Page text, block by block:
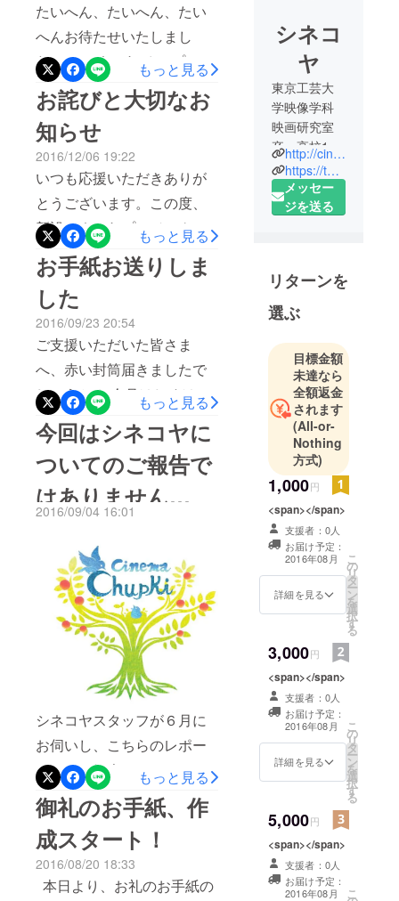
たいへん、たいへん、たい
へんお待たせいたしまし
た！！ シネコヤ オープン
日、決定いたしました！！
3月としておりましたが、作
品調整の都合上、少し遅ら
せることにいたしました。
最初にお届けする作品は、
大切にしたい。ひとつひと
つの作品を大切にお届けし
ていきたいです。 みんなに
喜んでもらえますように。
ついにシネコヤオープンで
す オープニング作品は近日
公開！！年間パスポート・
ファンクラブの先行受付開
始いたします！！ シネコヤ
HPもリニューアルいたしま
した。ぜひご覧くださ
い！！ http://cinekoya.com
もっと見る
お詫びと大切なお
知らせ
2016/12/06 19:22
いつも応援いただきありが
とうございます。この度、
新設シネコヤプロジェクト
の、パンフレットに記載し
ておりましたスケジュール
に関しまして、11月オープ
ンを目指して進めておりま
したが、当初のスケジュー
ルを改めさせていただくこ
とにいたしました。ご報告
が大変遅くなりましたこ
と、また、楽しみにしてく
ださっていた皆様には、心
よりお詫び申し上げます。
お待たせいたしましたが、
ついに、3月オープン決定い
たしました！！新たなスケ
ジュールとしまして、以下
の予定で進めさせていただ
きます。・12月 着工・解
体工事・1月 防音工事・1
月・2月 内装工事・3月オー
プンこれまでなかなかハッ
キリとしたご報告ができ
ず、大変ご心配おかけいた
しました。この数カ月でい
ろいろなハードルがありな
がらも、一歩一歩進めてお
もっと見る
お手紙お送りしま
した
2016/09/23 20:54
ご支援いただいた皆さま
へ、赤い封筒届きましたで
しょうか？ 今月はじめはお
礼のお手紙をみんなで書い
たり、貼ったりと、ペンだ
こを作りながら（小学生以
来の（笑））心をこめて一
文ですが、手書きで書きま
した。一緒に同封した
「シードペーパー」も、シ
ネコヤと共に育てていただ
ければ幸いです。お手紙を
書くというのはとても素敵
なことだな、と思いまし
た。お名前を見て、顔を思
い出しながら、一文、心に
ある言葉を書きとめる。そ
んな尊い時間をいただきま
した。ご支援いただきまし
た皆さまへ、心より、お礼
申し上げます。 もし、万が
一届いていないよ、という
方がいらっしゃいました
もっと見る
今回はシネコヤに
ついてのご報告で
はありません
2016/09/04 16:01
シネコヤスタッフが６月に
お伺いし、こちらのレポー
トでもご紹介させて頂いた
CINEMA Chupki
TABATA（シネマ・チュプ
キ・タバタ） このチュプキ
が、先日９月１日、ついに
オープンを迎えました！お
もっと見る
御礼のお手紙、作
成スタート！
2016/08/20 18:33
本日より、お礼のお手紙の
シネコ
ヤ
東京工芸大
学映像学科
映画研究室
卒。高校1年
生～大学生
まで、「フ
ジサワ中
務。
2009年より
シネコヤの
構想をス
タート。
NPO法人内
のボランタ
リー事業と
して、法人
事務所脇の
物置スペー
スをお掃除
して、無料
の上映会等
を企画。し
かし2013年
春、その
NPO法人事
にあい、そ
れをきっか
けに独立、
街の映画館
づくり「シ
ネコヤ」と
して本格的
じめる。現
在は、鵠沼
海岸のレン
タルスペー
ス「アイ
http://cinekoya.com
https://twitter.com/cinekoya
メッセー
ジを送る
リターンを
選ぶ
目標金額
未達なら
全額返金
されます
(All-or-
Nothing
方式)
1,000円
<span></span>
支援者：0人
お届け予定：
2016年08月
詳細を見る
こ
の
リ
タ
ー
ン
を
選
択
す
る
3,000円
<span></span>
支援者：0人
お届け予定：
2016年08月
詳細を見る
こ
の
リ
タ
ー
ン
を
選
択
す
る
5,000円
<span></span>
支援者：0人
お届け予定：
2016年08月
こ